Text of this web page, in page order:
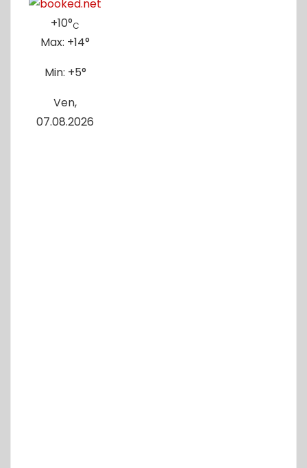
+10°C
Max: +14°
Min: +5°
Ven,
07.08.2026